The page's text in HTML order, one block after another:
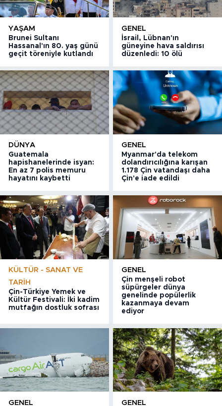
YAŞAM
Brunei Sultanı
Hassanal'ın 80. yaş günü
geçit töreniyle kutlandı
GENEL
İsrail, Lübnan'ın
güneyine hava saldırısı
düzenledi: 10 ölü
DÜNYA
Guatemala
hapishanelerinde isyan:
En az 7 polis memuru
hayatını kaybetti
GENEL
Myanmar'da telekom
dolandırıcılığına karışan
1.178 Çin vatandaşı daha
Çin'e iade edildi
KÜLTÜR - SANAT VE
TARIH
Çin-Türkiye Yemek ve
Kültür Festivali: İki kadim
mutfağın dostluk sofrası
GENEL
Çin menşeli robot
süpürgeler dünya
genelinde popülerlik
kazanmaya devam
ediyor
GENEL GENEL